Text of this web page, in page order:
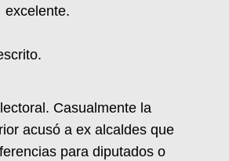
Casualmente la
acusó a ex alcaldes que
para diputados o